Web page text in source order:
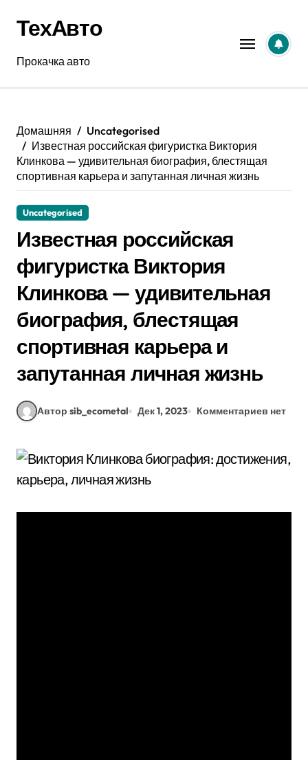
содержанию
ТехАвто
Прокачка авто
Домашняя
Uncategorised
Известная российская фигуристка Виктория
Клинкова — удивительная биография, блестящая
спортивная карьера и запутанная личная жизнь
Uncategorised
Известная российская
фигуристка Виктория
Клинкова — удивительная
биография, блестящая
спортивная карьера и
запутанная личная жизнь
Автор sib_ecometal Дек 1, 2023 Комментариев нет